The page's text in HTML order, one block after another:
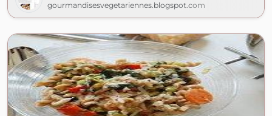
gourmandisesvegetariennes.blogspot.com